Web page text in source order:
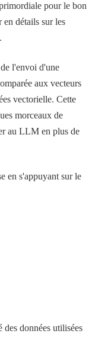
pour le bon
détails sur les
l'envoi d'une
aux vecteurs
vectorielle. Cette
morceaux de
au LLM en plus de
en s'appuyant sur le
données utilisées